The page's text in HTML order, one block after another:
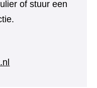
of stuur een